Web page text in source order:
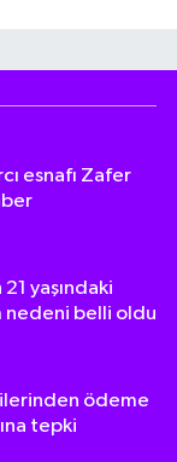
esnafı Zafer
yaşındaki
nedeni belli oldu
ödeme
tepki